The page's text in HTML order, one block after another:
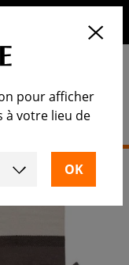
pour afficher
à votre lieu de